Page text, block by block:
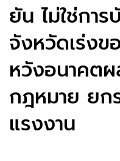
ยัน ไม่ใช่กา
จังหวัดเร่งข
หวังอนาคต
กฎหมาย ย
แรงงาน